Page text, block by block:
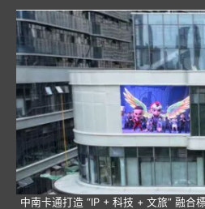
中南卡通打造 “IP + 科技 + 文旅” 融合